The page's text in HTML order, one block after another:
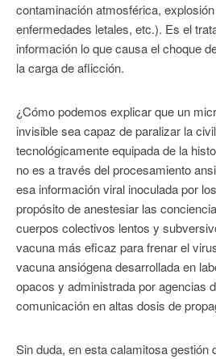
contaminación atmosférica,
enfermedades letales, etc.). Es el
información lo que causa el choque
la carga de aflicción.
¿Cómo podemos explicar que un
invisible sea capaz de paralizar la
tecnológicamente equipada de la
no es a través del procesamiento
esa información viral inoculada por
propósito de anestesiar las
cuerpos colectivos lentos y
vacuna más eficaz para frenar el
vacuna ansiógena desarrollada en
opacos y administrada por agencias
comunicación en altas dosis de
Sin duda, en esta calamitosa gestión